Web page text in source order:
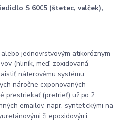
S 6005 (štetec, valček),
jednovrstvovým atikoróznym
(hliník, meď, zoxidovaná
náterovému systému
náročne exponovaných
prestriekať (pretrieť) už po 2
emailov, napr. syntetickými na
či epoxidovými.